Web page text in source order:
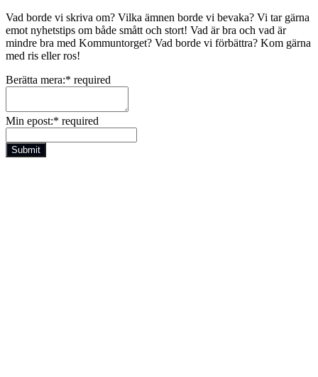
Vad borde vi skriva om? Vilka ämnen borde vi bevaka? Vi tar gärna
emot nyhetstips om både smått och stort! Vad är bra och vad är
mindre bra med Kommuntorget? Vad borde vi förbättra? Kom gärna
med ris eller ros!
Berätta mera:* required
Min epost:* required
Submit